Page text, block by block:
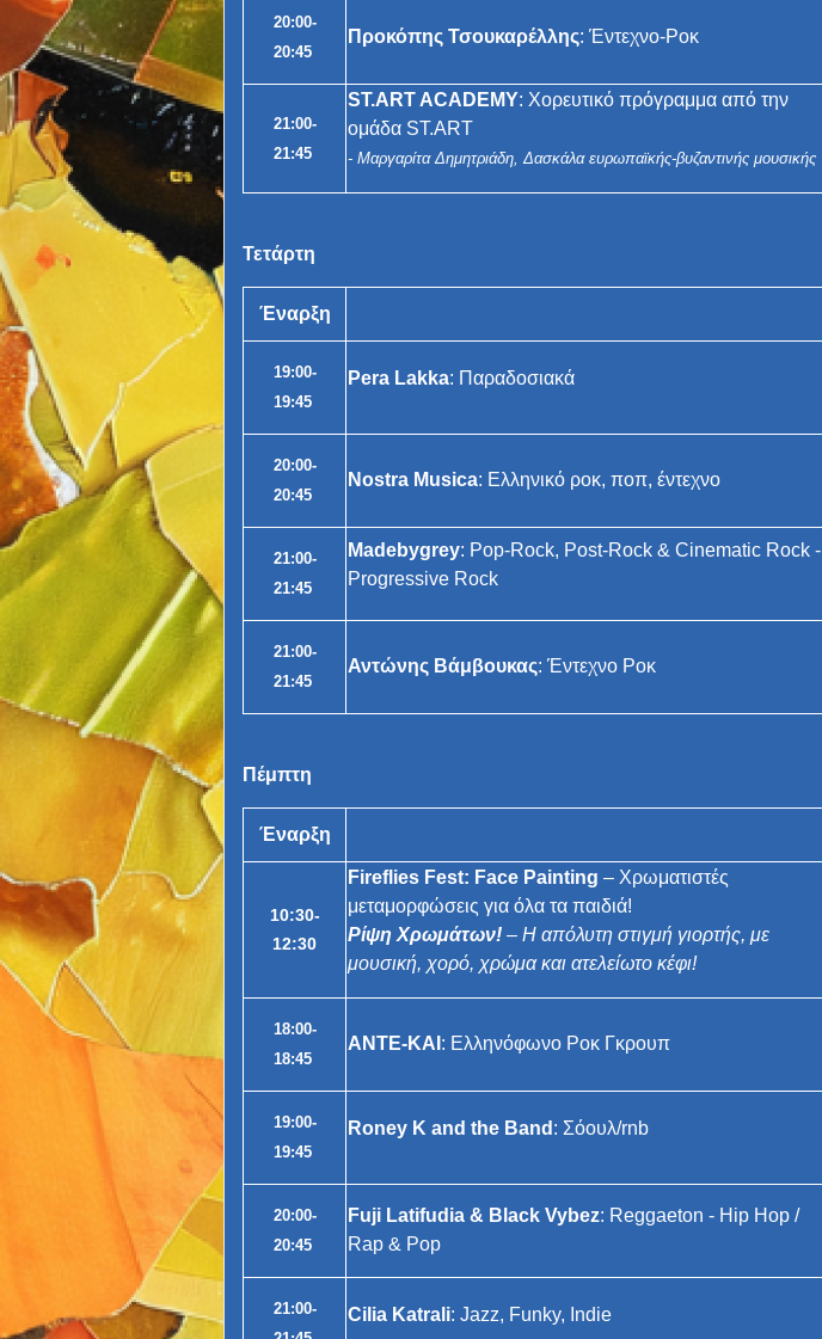
20:00-
20:45
Προκόπης Τσουκαρέλλης: Έντεχνο-Ροκ
21:00-
21:45
ST.ART ACADEMY: Χορευτικό πρόγραμμα από την
ομάδα ST.ART
- Μαργαρίτα Δημητριάδη, Δασκάλα ευρωπαϊκής-βυζαντινής μουσικής
Τετάρτη
Έναρξη
19:00-
19:45
Pera Lakka: Παραδοσιακά
20:00-
20:45
Nostra Musica: Ελληνικό ροκ, ποπ, έντεχνο
21:00-
21:45
Madebygrey: Pop-Rock, Post-Rock & Cinematic Rock -
Progressive Rock
21:00-
21:45
Αντώνης Βάμβουκας: Έντεχνο Ροκ
Πέμπτη
Έναρξη
10:30-
12:30
Fireflies Fest: Face Painting – Χρωματιστές
μεταμορφώσεις για όλα τα παιδιά!
Ρίψη Χρωμάτων! – Η απόλυτη στιγμή γιορτής, με
μουσική, χορό, χρώμα και ατελείωτο κέφι!
18:00-
18:45
ΑΝΤΕ-ΚΑΙ : Ελληνόφωνο Ροκ Γκρουπ
19:00-
19:45
Roney K and the Band : Σόουλ/rnb
20:00-
20:45
Fuji Latifudia & Black Vybez: Reggaeton - Hip Hop /
Rap & Pop
21:00-
Cilia Katrali: Jazz, Funky, Indie